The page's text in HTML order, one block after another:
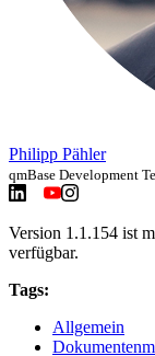
Philipp Pähler
qmBase Development
Version 1.1.154 ist
verfügbar.
Tags:
Allgemein